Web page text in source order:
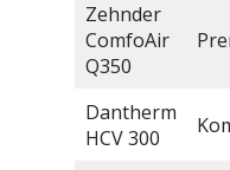
Zehnder
ComfoAir
Q350
Dantherm
HCV 300